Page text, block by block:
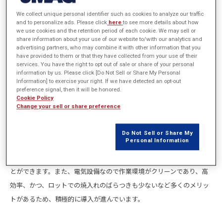
の硬度を増しつつ、内部の靭性を保つことで柔軟性のある部品を作る
ことが望まれています。表面硬化法のひとつである高周波焼入れであ
とができます。また、電気設備なので作業環境がクリーンであり、高
効率、かつ、ロットでの焼入れのばらつきも少ないなど多くのメリッ
トがあるため、積極的に導入が進んでいます。
We collect unique personal identifier such as cookies to analyze our traffic
and to personalize ads. Please click hereto see more details about how
we use cookies and the retention period of each cookie. We may sell or
share information about your use of our website to/with our analytics and
advertising partners, who may combine it with other information that you
have provided to them or that they have collected from your use of their
services. You have the right to opt out of sale or share of your personal
information by us. Please click [Do Not Sell or Share My Personal
Information] to exercise your right. If we have detected an opt-out
preference signal, then it will be honored.
Cookie Policy
Change your sell or share preference
Do Not Sell or Share My
Personal Information